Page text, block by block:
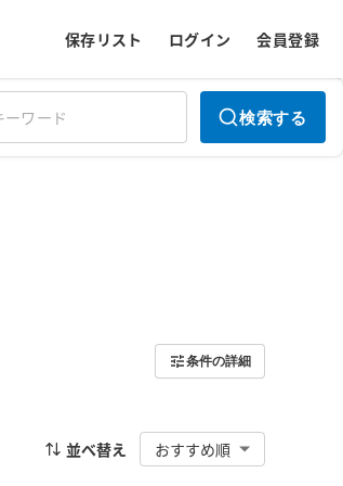
保存リスト ログイン 会員登録
検索する
条件の詳細
並べ替え おすすめ順